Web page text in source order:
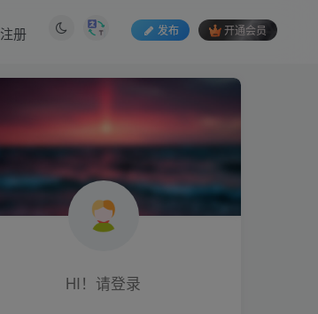
发布 开通会员
注册
HI！请登录